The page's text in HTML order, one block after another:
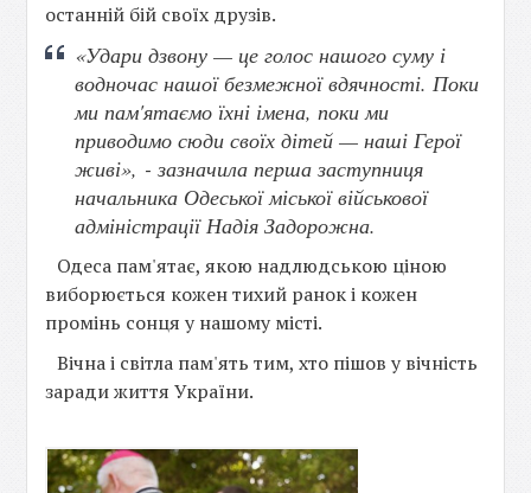
останній бій своїх друзів.
«Удари дзвону — це голос нашого суму і
водночас нашої безмежної вдячності. Поки
ми пам'ятаємо їхні імена, поки ми
приводимо сюди своїх дітей — наші Герої
живі», - зазначила перша заступниця
начальника Одеської міської військової
адміністрації Надія Задорожна.
Одеса пам'ятає, якою надлюдською ціною
виборюється кожен тихий ранок і кожен
промінь сонця у нашому місті.
Вічна і світла пам'ять тим, хто пішов у вічність
заради життя України.